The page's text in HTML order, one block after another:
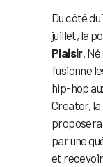
Du côté
juillet, la
Plaisir.
fusionne
hip-hop
Creator, la
par une
et